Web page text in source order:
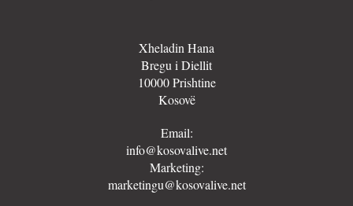
Xheladin Hana
Bregu i Diellit
10000 Prishtine
Kosovë
Email:
info@kosovalive.net
Marketing:
marketingu@kosovalive.net